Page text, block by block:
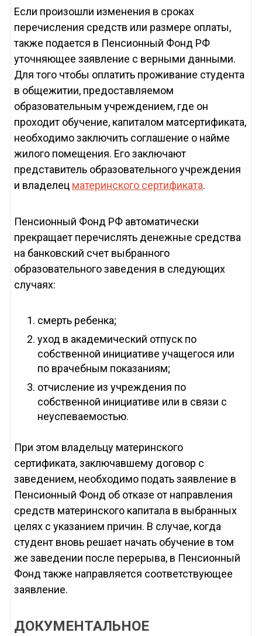
Если произошли изменения в сроках
перечисления средств или размере оплаты,
также подается в Пенсионный Фонд РФ
уточняющее заявление с верными данными.
Для того чтобы оплатить проживание студента
в общежитии, предоставляемом
образовательным учреждением, где он
проходит обучение, капиталом матсертификата,
необходимо заключить соглашение о найме
жилого помещения. Его заключают
представитель образовательного учреждения
и владелец материнского сертификата.
Пенсионный Фонд РФ автоматически
прекращает перечислять денежные средства
на банковский счет выбранного
образовательного заведения в следующих
случаях:
смерть ребенка;
уход в академический отпуск по
собственной инициативе учащегося или
по врачебным показаниям;
отчисление из учреждения по
собственной инициативе или в связи с
неуспеваемостью.
При этом владельцу материнского
сертификата, заключавшему договор с
заведением, необходимо подать заявление в
Пенсионный Фонд об отказе от направления
средств материнского капитала в выбранных
целях с указанием причин. В случае, когда
студент вновь решает начать обучение в том
же заведении после перерыва, в Пенсионный
Фонд также направляется соответствующее
заявление.
ДОКУМЕНТАЛЬНОЕ